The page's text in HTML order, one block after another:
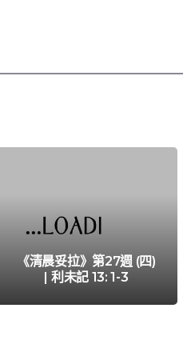
《清晨妥拉》第27週 (四)
| 利未記 13: 1-3